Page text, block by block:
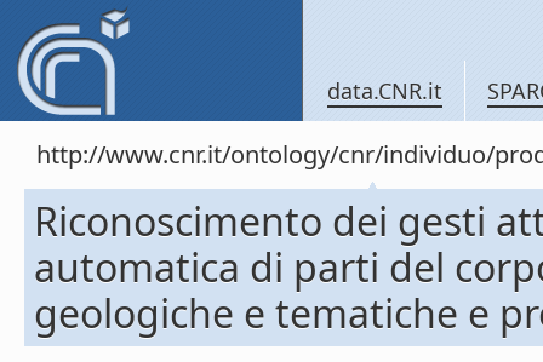
data.CNR.it
http://www.cnr.it/ontology/cnr/individuo/
Riconoscimento dei gesti
automatica di parti del
geologiche e tematiche e